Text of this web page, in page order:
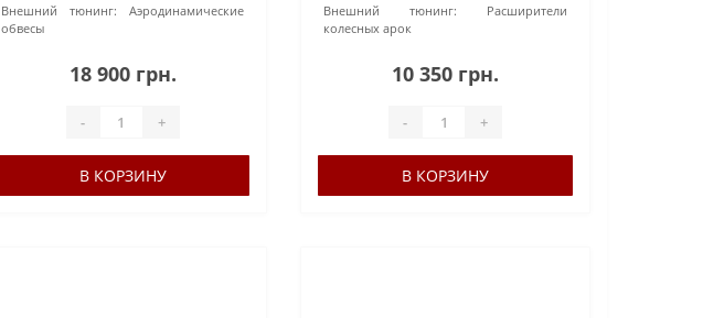
нижний -комплект для крепления
Материал: АБС-пласт..
Внешний тюнинг:
Аэродинамические
обвесы
18 900 грн.
- +
В КОРЗИНУ
Под покраскуТип установки: В
штатные местаЦена указана за 4
Внешний тюнинг:
Расширители
колесных арок
10 350 грн.
- +
В КОРЗИНУ